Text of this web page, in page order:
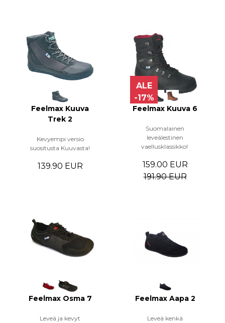
Feelmax Kuuva
Trek 2
Kevyempi versio
suositusta Kuuvasta!
139.90 EUR
ALE
-17%
Feelmax Kuuva 6
Suomalainen
leveälestinen
vaellusklassikko!
159.00 EUR
191.90 EUR
Feelmax Osma 7
Leveä ja kevyt
Feelmax Aapa 2
Leveä kenkä